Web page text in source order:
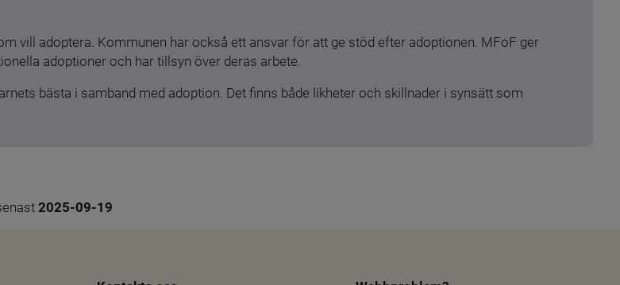
vill adoptera. Kommunen har också ett ansvar för att ge stöd efter adoptionen. MFoF ger
adoptioner och har tillsyn över deras arbete.
bästa i samband med adoption. Det finns både likheter och skillnader i synsätt som
2025-09-19